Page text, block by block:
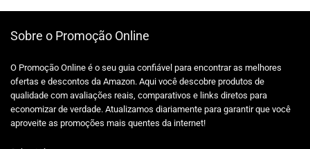
Sobre o Promoção Online
O Promoção Online é o seu guia confiável para encontrar as melhores
ofertas e descontos da Amazon. Aqui você descobre produtos de
qualidade com avaliações reais, comparativos e links diretos para
economizar de verdade. Atualizamos diariamente para garantir que você
aproveite as promoções mais quentes da internet!